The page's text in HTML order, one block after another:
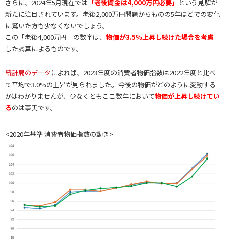
さらに、2024年5月現在では 「老後資金は4,000万円必要」 という見解が
新たに注目されています。老後2,000万円問題からものの5年ほどでの変化
に驚いた方も少なくないでしょう。
この「老後4,000万円」の数字は、 物価が3.5％上昇し続けた場合を考慮
した試算によるものです。
統計局のデータによれば、2023年度の消費者物価指数は2022年度と比べ
て平均で3.0%の上昇が見られました。今後の物価がどのように変動する
かはわかりませんが、少なくともここ数年において物価が上昇し続けてい
るのは事実です。
<2020年基準 消費者物価指数の動き>